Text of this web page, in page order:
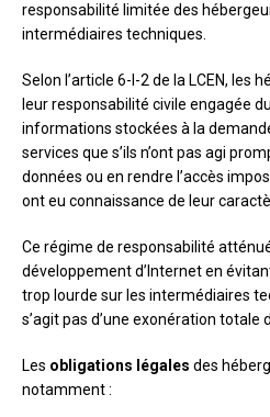
responsabilité limitée des
intermédiaires techniques.
Selon l’article 6-I-2 de la LCEN, les
leur responsabilité civile engagée
informations stockées à la
services que s’ils n’ont pas agi
données ou en rendre l’accès
ont eu connaissance de leur
Ce régime de responsabilité
développement d’Internet en
trop lourde sur les intermédiaires
s’agit pas d’une exonération totale
Les obligations légales des
notamment :